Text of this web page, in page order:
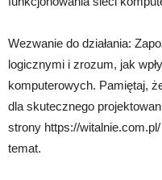
Wezwanie do działania:
logicznymi i zrozum, jak
komputerowych. Pamiętaj,
dla skutecznego
strony https://
temat.